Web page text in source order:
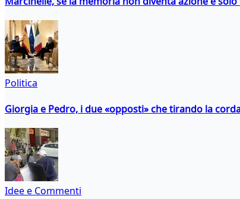
Politica
Giorgia e Pedro, i due «opposti» che tirando la
Idee e Commenti